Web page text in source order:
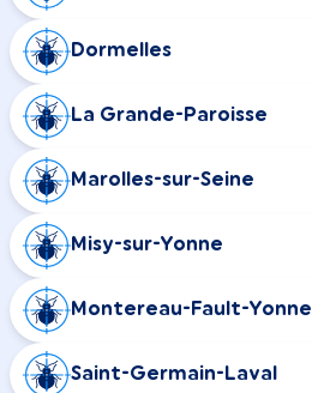
Dormelles
La Grande-Paroisse
Marolles-sur-Seine
Misy-sur-Yonne
Montereau-Fault-Yonne
Saint-Germain-Laval